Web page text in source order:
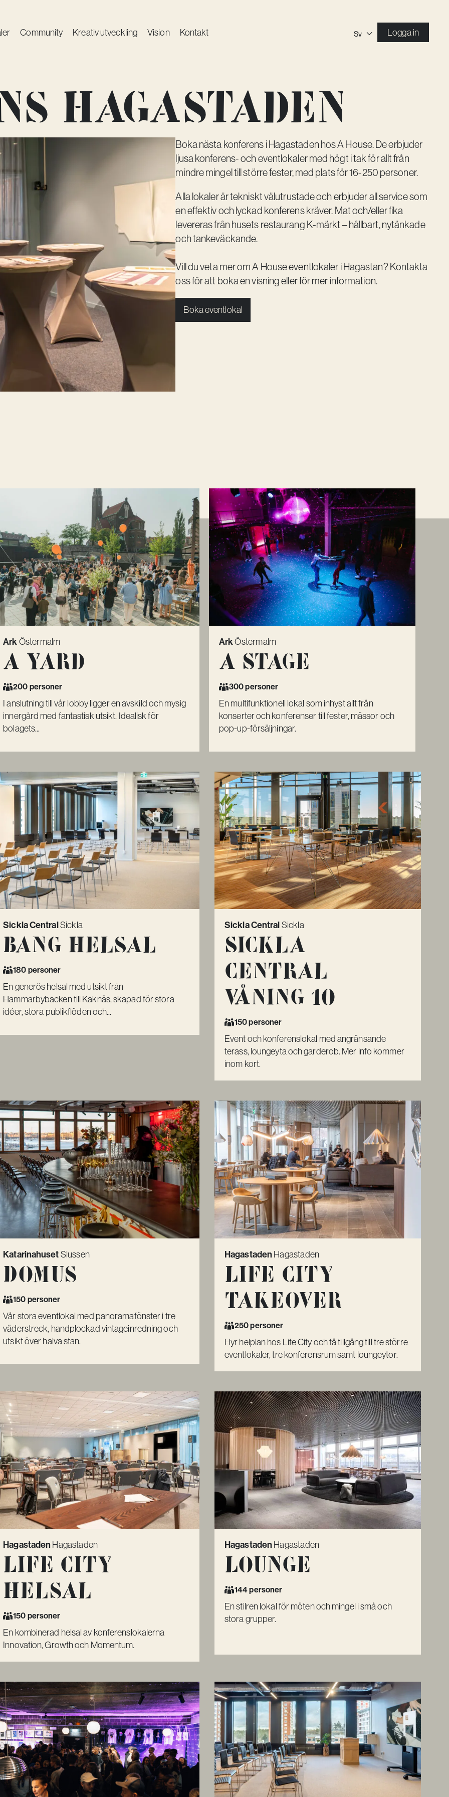
Community Kreativ utveckling Vision Kontakt Sv Logga in
Hagastaden
Boka nästa konferens i Hagastaden hos A House. De erbjuder
ljusa konferens- och eventlokaler med högt i tak för allt från
mindre mingel till större fester, med plats för 16-250 personer.
Alla lokaler är tekniskt välutrustade och erbjuder all service som
en effektiv och lyckad konferens kräver. Mat och/eller fika
levereras från husets restaurang K-märkt – hållbart, nytänkade
och tankeväckande.
Vill du veta mer om A House eventlokaler i Hagastan? Kontakta
oss för att boka en visning eller för mer information.
Boka eventlokal
Ark Östermalm
A Yard
200 personer
I anslutning till vår lobby ligger en avskild och mysig
innergård med fantastisk utsikt. Idealisk för
bolagets...
ArkÖstermalm
A Stage
300 personer
En multifunktionell lokal som inhyst allt från
konserter och konferenser till fester, mässor och
pop-up-försäljningar.
Sickla CentralSickla
Bang Helsal
180 personer
En generös helsal med utsikt från
Hammarbybacken till Kaknäs, skapad för stora
idéer, stora publikflöden och...
Sickla Central Sickla
Sickla
Central
Våning 10
150 personer
Event och konferenslokal med angränsande
terass, loungeyta och garderob. Mer info kommer
inom kort.
Katarinahuset Slussen
Domus
150 personer
Vår stora eventlokal med panoramafönster i tre
väderstreck, handplockad vintageinredning och
utsikt över halva stan.
Hagastaden Hagastaden
Life City
Takeover
250 personer
Hyr helplan hos Life City och få tillgång till tre större
eventlokaler, tre konferensrum samt loungeytor.
Hagastaden Hagastaden
Life City
Helsal
150 personer
En kombinerad helsal av konferenslokalerna
Innovation, Growth och Momentum.
Hagastaden Hagastaden
Lounge
144 personer
En stilren lokal för möten och mingel i små och
stora grupper.